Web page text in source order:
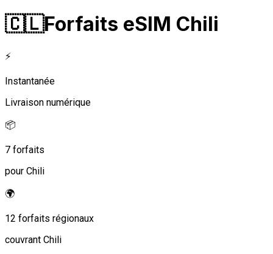
🇨🇱Forfaits eSIM Chili
⚡
Instantanée
Livraison numérique
📦
7 forfaits
pour Chili
🌍
12 forfaits régionaux
couvrant Chili